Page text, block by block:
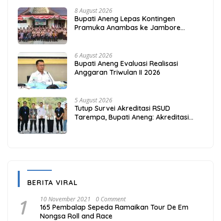
8 August 2026
Bupati Aneng Lepas Kontingen
Pramuka Anambas ke Jambore
6 August 2026
Bupati Aneng Evaluasi Realisasi
Anggaran Triwulan II 2026
5 August 2026
Tutup Survei Akreditasi RSUD
Tarempa, Bupati Aneng: Akreditasi
BERITA VIRAL
1 10 November 2021 0 Comment
165 Pembalap Sepeda Ramaikan Tour De Em
Nongsa Roll and Race